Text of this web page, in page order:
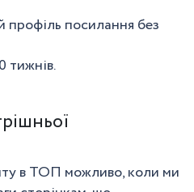
профіль посилання без
тижнів.
в ТОП можливо, коли ми